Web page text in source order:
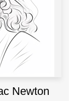
Newton